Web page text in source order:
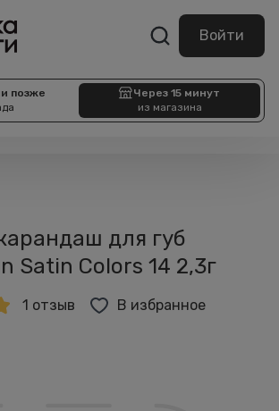
Войти
позже
Через 15 минут
из магазина
для губ
Satin Colors 14 2,3г
1 отзыв В избранное